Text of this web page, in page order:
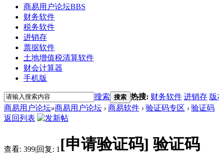
商易用户论坛BBS
财务软件
税务软件
进销存
票据软件
土地增值税清算软件
财会计算器
手机版
搜索 搜索 热搜: 财务软件 进销存 版
商易用户论坛»商易用户论坛 › 商易软件 › 验证码专区 › 验证码
返回列表
查看: 399|回复: 1 [申请验证码] 验证码